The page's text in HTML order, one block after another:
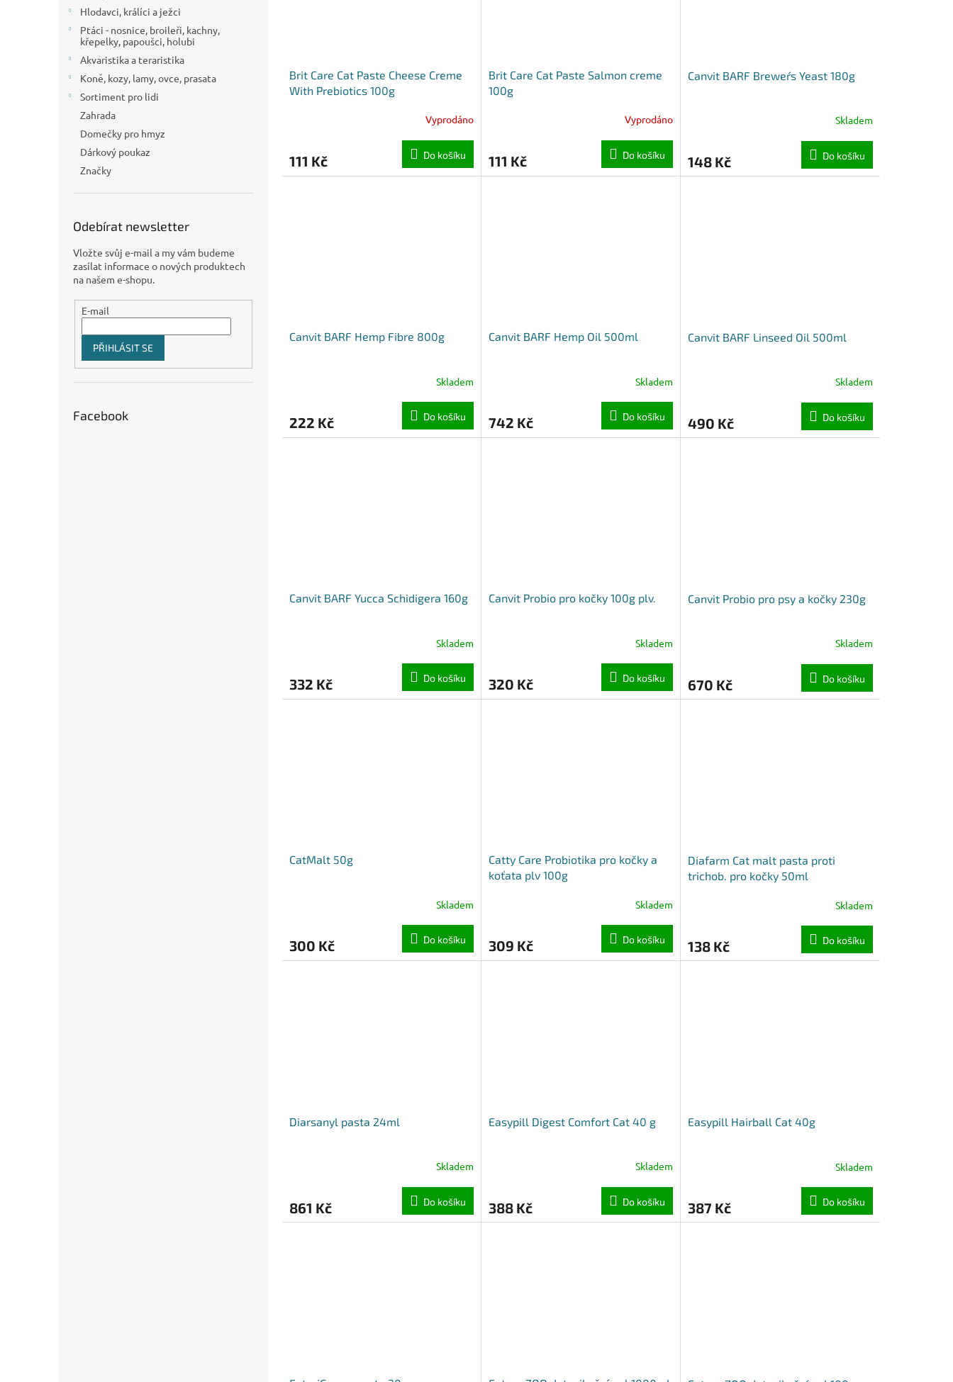
Hlodavci, králíci a ježci
Ptáci - nosnice, broileři, kachny,
křepelky, papoušci, holubi
Akvaristika a teraristika
Koně, kozy, lamy, ovce, prasata
Sortiment pro lidi
Zahrada
Domečky pro hmyz
Dárkový poukaz
Značky
Odebírat newsletter
Vložte svůj e-mail a my vám budeme
zasílat informace o nových produktech
na našem e-shopu.
E-mail
PŘIHLÁSIT SE
Facebook
Brit Care Cat Paste Cheese Creme
With Prebiotics 100g
Vyprodáno
111 Kč Do košíku
Brit Care Cat Paste Salmon creme
100g
Vyprodáno
111 Kč Do košíku
Canvit BARF Brewer´s Yeast 180g
Skladem
148 Kč Do košíku
Canvit BARF Hemp Fibre 800g
Skladem
222 Kč Do košíku
Canvit BARF Hemp Oil 500ml
Skladem
742 Kč Do košíku
Canvit BARF Linseed Oil 500ml
Skladem
490 Kč Do košíku
Canvit BARF Yucca Schidigera 160g
Skladem
332 Kč Do košíku
Canvit Probio pro kočky 100g plv.
Skladem
320 Kč Do košíku
Canvit Probio pro psy a kočky 230g
Skladem
670 Kč Do košíku
CatMalt 50g
Skladem
300 Kč Do košíku
Catty Care Probiotika pro kočky a
koťata plv 100g
Skladem
309 Kč Do košíku
Diafarm Cat malt pasta proti
trichob. pro kočky 50ml
Skladem
138 Kč Do košíku
Diarsanyl pasta 24ml
Skladem
861 Kč Do košíku
Easypill Digest Comfort Cat 40 g
Skladem
388 Kč Do košíku
Easypill Hairball Cat 40g
Skladem
387 Kč Do košíku